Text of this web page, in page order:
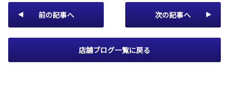
前の記事へ
店舗ブログ一覧に戻る
次の記事へ